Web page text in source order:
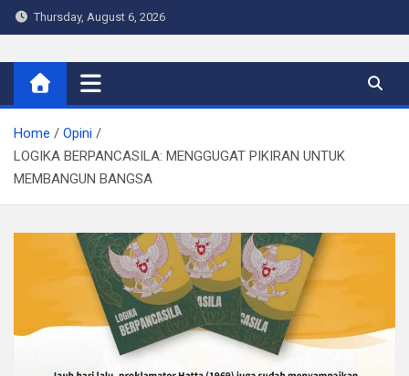
Skip
to
Thursday, August 6, 2026
Warta Indo
Home
Opini
LOGIKA BERPANCASILA: MENGGUGAT PIKIRAN UNTUK
MEMBANGUN BANGSA